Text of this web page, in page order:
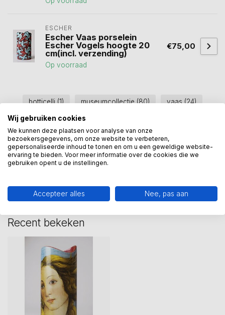
ESCHER
Escher Vaas porselein
Escher Vogels hoogte 20
cm(incl. verzending)
Op voorraad
€75,00
botticelli(1) museumcollectie(80) vaas(24)
Heeft u een vraag over dit
kunstcadeau?
Recent bekeken
Wij gebruiken cookies
We kunnen deze plaatsen voor analyse van onze
bezoekersgegevens, om onze website te verbeteren,
gepersonaliseerde inhoud te tonen en om u een geweldige website-
ervaring te bieden. Voor meer informatie over de cookies die we
gebruiken opent u de instellingen.
Accepteer alles Nee, pas aan